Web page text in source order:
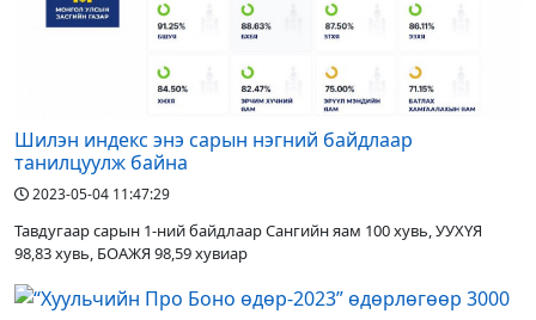
Шилэн индекс энэ сарын нэгний байдлаар
танилцуулж байна
2023-05-04 11:47:29
Тавдугаар сарын 1-ний байдлаар Сангийн яам 100 хувь, УУХҮЯ
98,83 хувь, БОАЖЯ 98,59 хувиар